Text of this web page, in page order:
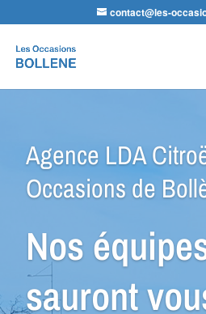
contact@les-
de
produits
Agence GPP
Occasions de